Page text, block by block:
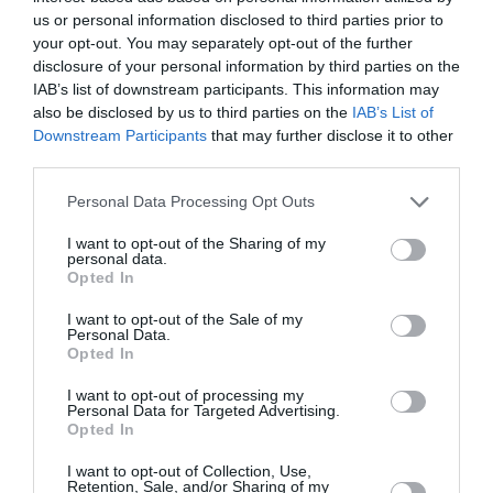
us or personal information disclosed to third parties prior to
your opt-out. You may separately opt-out of the further
disclosure of your personal information by third parties on the
IAB’s list of downstream participants. This information may
also be disclosed by us to third parties on the IAB’s List of
Downstream Participants that may further disclose it to other
Personal Data Processing Opt Outs
I want to opt-out of the Sharing of my
personal data.
Opted In
I want to opt-out of the Sale of my
Personal Data.
Opted In
I want to opt-out of processing my
Personal Data for Targeted Advertising.
Opted In
I want to opt-out of Collection, Use,
Retention, Sale, and/or Sharing of my
Le regioni italiane più industrializzate e pertanto
con la maggior offerta di lavoro, sono quelle con
una maggior presenza di studenti con
cittadinanza non italiana: un quarto del totale
Lombardia, seguono il Veneto (89mila), l’Emilia
Romagna (87mila) e il Lazio (72mila). Fanalini di
coda il Molise (1600) e la Valle D’Aosta (1500).
cosiddette “classi ghetto”. A livello nazionale, la